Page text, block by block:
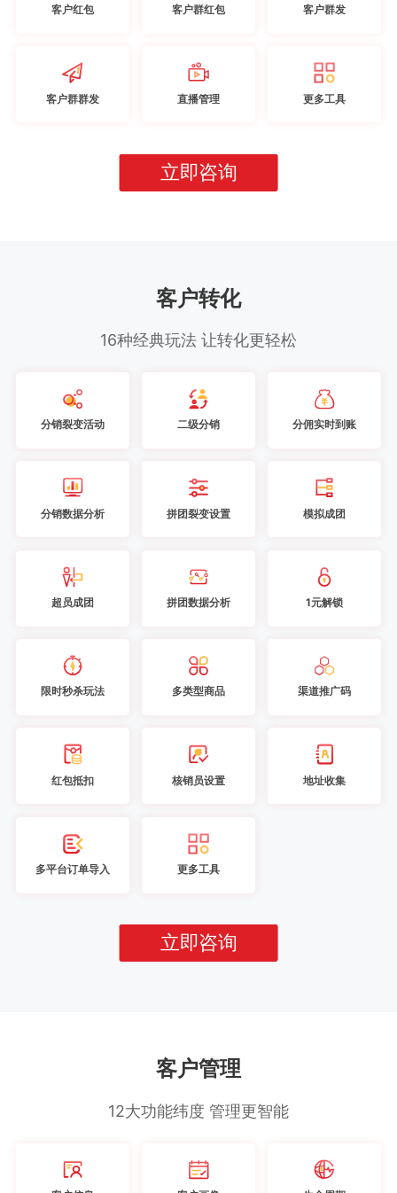
客户红包 客户群红包 客户群发
客户群群发 直播管理 更多工具
立即咨询
客户转化
16种经典玩法 让转化更轻松
分销裂变活动 二级分销 分佣实时到账
分销数据分析 拼团裂变设置 模拟成团
超员成团 拼团数据分析 1元解锁
限时秒杀玩法 多类型商品 渠道推广码
红包抵扣 核销员设置 地址收集
多平台订单导入 更多工具
立即咨询
客户管理
12大功能纬度 管理更智能